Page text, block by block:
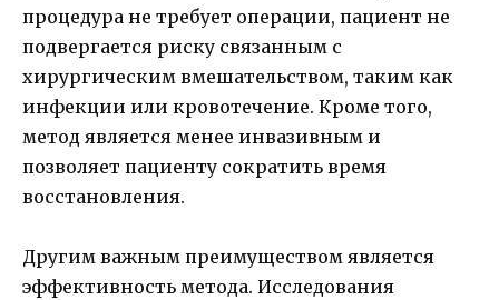
процедура не требует операции, пациент не
подвергается риску связанным с
хирургическим вмешательством, таким как
инфекции или кровотечение. Кроме того,
метод является менее инвазивным и
позволяет пациенту сократить время
восстановления.
Другим важным преимуществом является
эффективность метода. Исследования